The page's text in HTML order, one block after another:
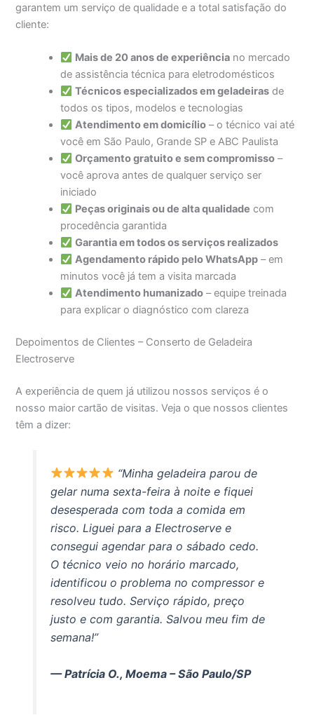
garantem um serviço de qualidade e a total satisfação do
cliente:
Mais de 20 anos de experiênciano mercado
de assistência técnica para eletrodomésticos
Técnicos especializados em geladeirasde
todos os tipos, modelos e tecnologias
Atendimento em domicílio– o técnico vai até
você em São Paulo, Grande SP e ABC Paulista
Orçamento gratuito e sem compromisso–
você aprova antes de qualquer serviço ser
iniciado
Peças originais ou de alta qualidade com
procedência garantida
Garantia em todos os serviços realizados
Agendamento rápido pelo WhatsApp– em
minutos você já tem a visita marcada
Atendimento humanizado– equipe treinada
para explicar o diagnóstico com clareza
Depoimentos de Clientes – Conserto de Geladeira
Electroserve
A experiência de quem já utilizou nossos serviços é o
nosso maior cartão de visitas. Veja o que nossos clientes
têm a dizer:
“Minha geladeira parou de
gelar numa sexta-feira à noite e fiquei
desesperada com toda a comida em
risco. Liguei para a Electroserve e
consegui agendar para o sábado cedo.
O técnico veio no horário marcado,
identificou o problema no compressor e
resolveu tudo. Serviço rápido, preço
justo e com garantia. Salvou meu fim de
semana!”
— Patrícia O., Moema – São Paulo/SP